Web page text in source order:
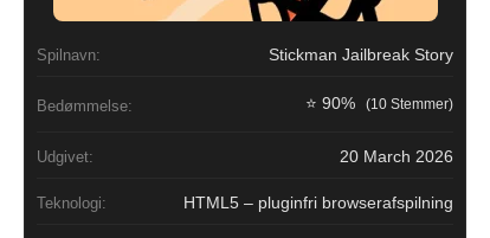
Spilnavn: Stickman Jailbreak Story
Bedømmelse: ⭐ 90% (10 Stemmer)
Udgivet: 20 March 2026
Teknologi: HTML5 – pluginfri browserafspilning